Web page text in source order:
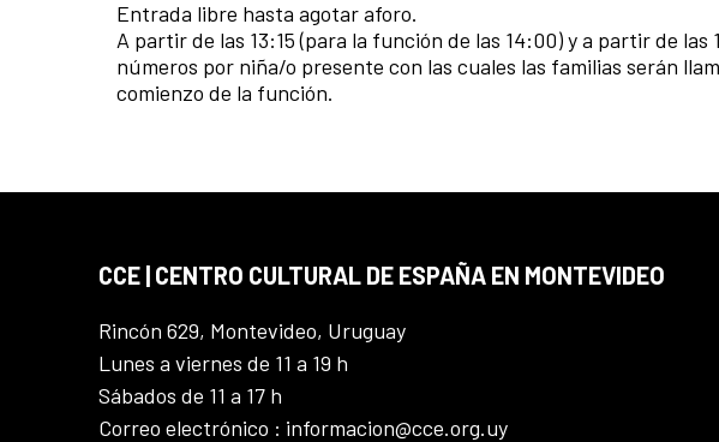
Entrada libre hasta agotar aforo.
A partir de las 13:15 (para la función de las 14:00) y a partir de
números por niña/o presente con las cuales las familias serán
comienzo de la función.
CCE | CENTRO CULTURAL DE ESPAÑA EN MONTEVIDEO
Rincón 629, Montevideo, Uruguay
Lunes a viernes de 11 a 19 h
Sábados de 11 a 17 h
Correo electrónico : informacion@cce.org.uy